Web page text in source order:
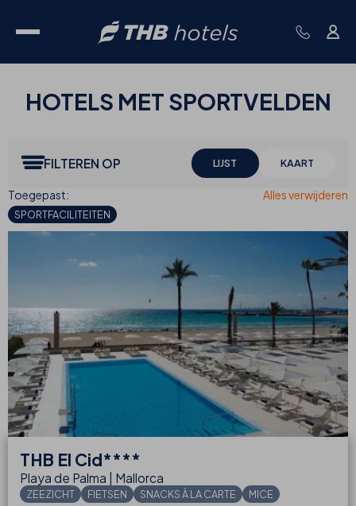
HOTELS MET SPORTVELDEN
FILTEREN OP LIJST KAART
SPORTFACILITEITEN
THB El Cid****
Playa de Palma | Mallorca
ZEEZICHT FIETSEN SNACKS À LA CARTE MICE